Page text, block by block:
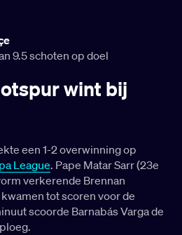
9.5 schoten op doel
wint bij
een 1-2 overwinning op
League. Pape Matar Sarr (23e
verkerende Brennan
tot scoren voor de
scoorde Barnabás Varga de